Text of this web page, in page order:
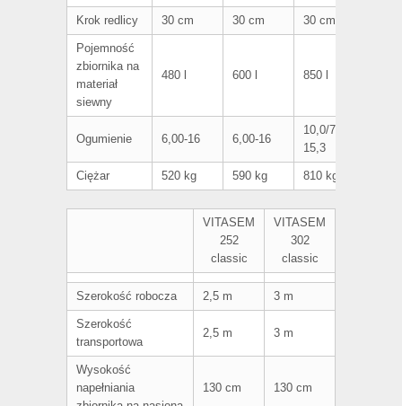
Krok redlicy 30 cm 30 cm 30 cm
Pojemność
zbiornika na
materiał
siewny
480 l 600 l 850 l
Ogumienie 6,00-16 6,00-16
10,0/75-
15,3
Ciężar 520 kg 590 kg 810 kg
VITASEM
252
classic
VITASEM
302
classic
Szerokość robocza 2,5 m 3 m
Szerokość
transportowa
2,5 m 3 m
Wysokość
napełniania
130 cm 130 cm